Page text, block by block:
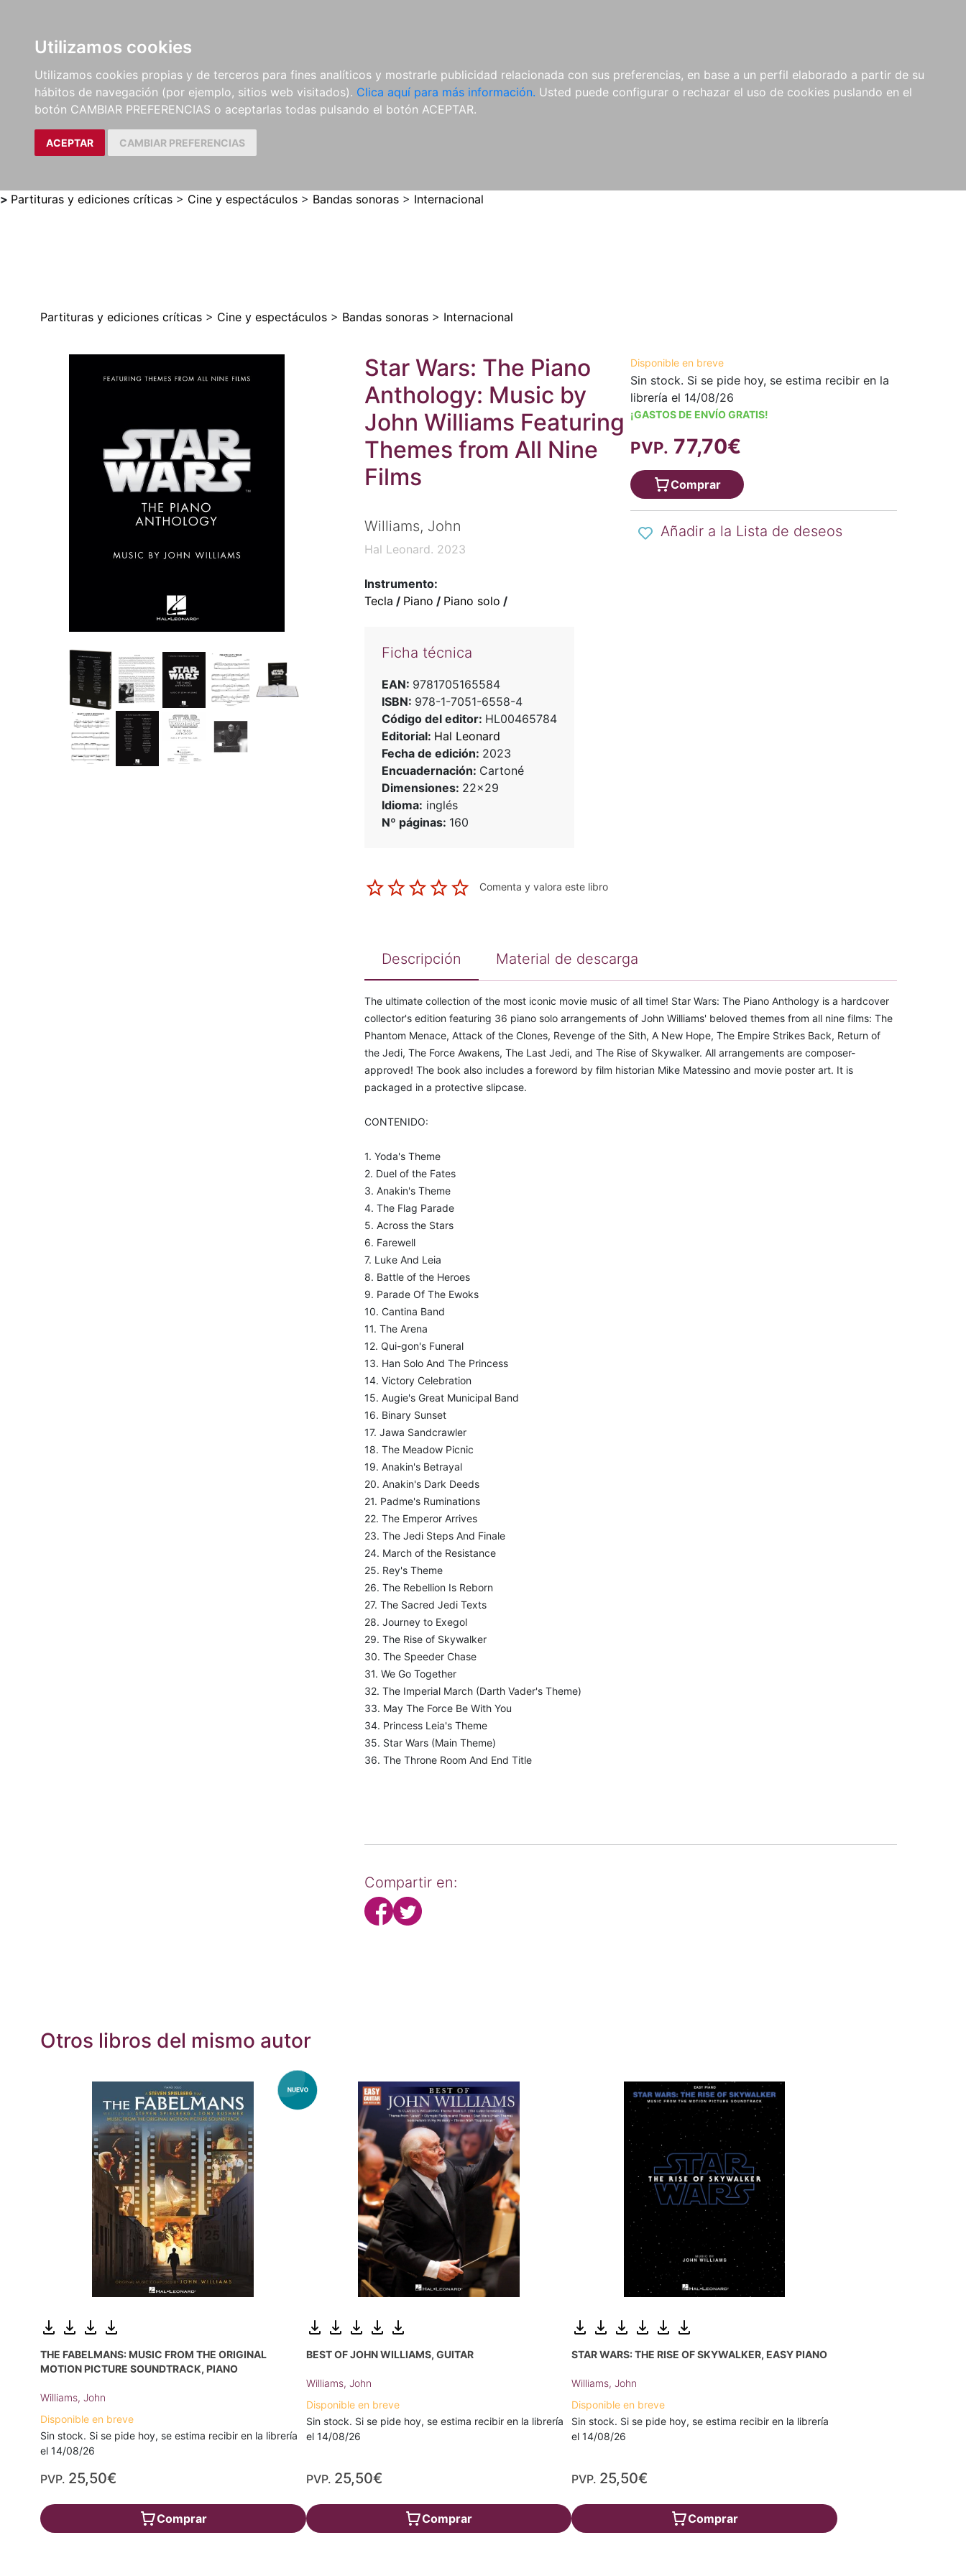
Utilizamos cookies
Utilizamos cookies propias y de terceros para fines analíticos y mostrarle publicidad relacionada con sus preferencias, en base a un perfil elaborado a partir de su
hábitos de navegación (por ejemplo, sitios web visitados). Clica aquí para más información. Usted puede configurar o rechazar el uso de cookies puslando en el
botón CAMBIAR PREFERENCIAS o aceptarlas todas pulsando el botón ACEPTAR.
ACEPTAR CAMBIAR PREFERENCIAS
LIBROS
MÉTODOS Y
EJERCICIOS
PARTITURAS Y EDICIONES
CRÍTICAS
REVISTAS
CDS Y
DVDS
MATERIAL
COMPLEMENTARIO
NOVEDADES NOTICIAS
COMPRAS
INSTITUCIONALES
> Partituras y ediciones críticas > Cine y espectáculos > Bandas sonoras > Internacional
Partituras y ediciones críticas > Cine y espectáculos > Bandas sonoras > Internacional
Star Wars: The Piano
Anthology: Music by
John Williams Featuring
Themes from All Nine
Films
Williams, John
Hal Leonard. 2023
Instrumento:
Tecla / Piano / Piano solo /
Ficha técnica
EAN: 9781705165584
ISBN: 978-1-7051-6558-4
Código del editor: HL00465784
Editorial: Hal Leonard
Fecha de edición: 2023
Encuadernación: Cartoné
Dimensiones: 22x29
Idioma: inglés
Nº páginas: 160
Comenta y valora este libro
Disponible en breve
Sin stock. Si se pide hoy, se estima recibir en la
librería el 14/08/26
¡GASTOS DE ENVÍO GRATIS!
PVP. 77,70€
Comprar
Añadir a la Lista de deseos
Descripción Material de descarga
The ultimate collection of the most iconic movie music of all time! Star Wars: The Piano Anthology is a hardcover
collector's edition featuring 36 piano solo arrangements of John Williams' beloved themes from all nine films: The
Phantom Menace, Attack of the Clones, Revenge of the Sith, A New Hope, The Empire Strikes Back, Return of
the Jedi, The Force Awakens, The Last Jedi, and The Rise of Skywalker. All arrangements are composer-
approved! The book also includes a foreword by film historian Mike Matessino and movie poster art. It is
packaged in a protective slipcase.
CONTENIDO:
1. Yoda's Theme
2. Duel of the Fates
3. Anakin's Theme
4. The Flag Parade
5. Across the Stars
6. Farewell
7. Luke And Leia
8. Battle of the Heroes
9. Parade Of The Ewoks
10. Cantina Band
11. The Arena
12. Qui-gon's Funeral
13. Han Solo And The Princess
14. Victory Celebration
15. Augie's Great Municipal Band
16. Binary Sunset
17. Jawa Sandcrawler
18. The Meadow Picnic
19. Anakin's Betrayal
20. Anakin's Dark Deeds
21. Padme's Ruminations
22. The Emperor Arrives
23. The Jedi Steps And Finale
24. March of the Resistance
25. Rey's Theme
26. The Rebellion Is Reborn
27. The Sacred Jedi Texts
28. Journey to Exegol
29. The Rise of Skywalker
30. The Speeder Chase
31. We Go Together
32. The Imperial March (Darth Vader's Theme)
33. May The Force Be With You
34. Princess Leia's Theme
35. Star Wars (Main Theme)
36. The Throne Room And End Title
Compartir en:
Otros libros del mismo autor
THE FABELMANS: MUSIC FROM THE ORIGINAL
MOTION PICTURE SOUNDTRACK, PIANO
Williams, John
Disponible en breve
Sin stock. Si se pide hoy, se estima recibir en la librería
el 14/08/26
PVP. 25,50€
Comprar
BEST OF JOHN WILLIAMS, GUITAR
Williams, John
Disponible en breve
Sin stock. Si se pide hoy, se estima recibir en la librería
el 14/08/26
PVP. 25,50€
Comprar
STAR WARS: THE RISE OF SKYWALKER, EASY PIANO
Williams, John
Disponible en breve
Sin stock. Si se pide hoy, se estima recibir en la librería
el 14/08/26
PVP. 25,50€
Comprar